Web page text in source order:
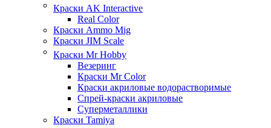
Краски AK Interactive
Real Color
Краски Ammo Mig
Краски JIM Scale
Краски Mr Hobby
Везеринг
Краски Mr Color
Краски акриловые водорастворимые
Спрей-краски акриловые
Суперметаллики
Краски Tamiya